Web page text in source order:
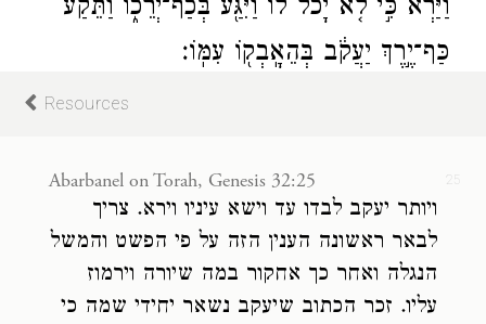
וַיַּ֗רְא כִּ֣י לֹ֤א יָכֹל֙ ל֔וֹ וַיִּגַּ֖ע בְּכַף־יְרֵכ֑וֹ וַתֵּ֙קַע֙
כַּף־יֶ֣רֶךְ יַעֲקֹ֔ב בְּהֵאָֽבְק֖וֹ עִמּֽוֹ׃
When he saw that he had not prevailed
socket, so that the socket of his hip was
strained as he wrestled with him.
וַיֹּ֣אמֶר שַׁלְּחֵ֔נִי כִּ֥י עָלָ֖ה הַשָּׁ֑חַר וַיֹּ֙אמֶר֙ לֹ֣א
Resources
25
Abarbanel on Torah, Genesis 32:25
ויותר יעקב לבדו עד וישא עיניו וירא. צריך
לבאר ראשונה הענין הזה על פי הפשט והמשל
הנגלה ואחר כך אחקור במה שיורה וירמוז
עליו. זכר הכתוב שיעקב נשאר יחידי שמה כי